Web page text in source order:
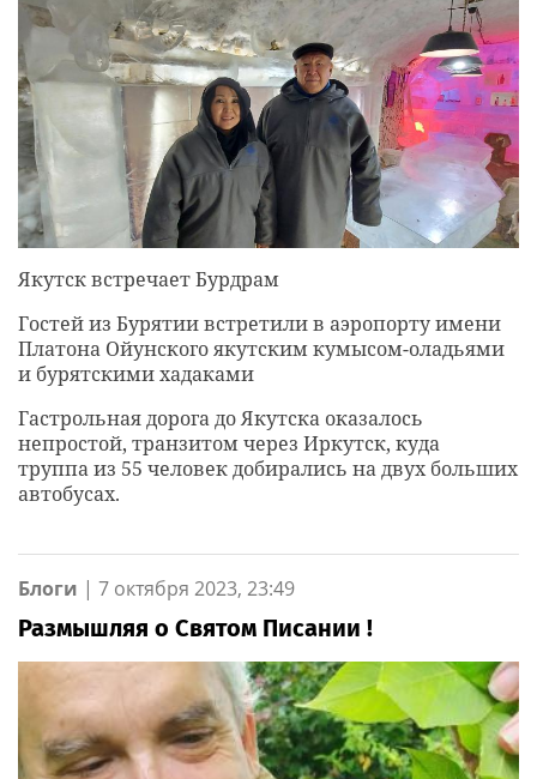
Якутск встречает Бурдрам
Гостей из Бурятии встретили в аэропорту имени
Платона Ойунского якутским кумысом-оладьями
и бурятскими хадаками
Гастрольная дорога до Якутска оказалось
непростой, транзитом через Иркутск, куда
труппа из 55 человек добирались на двух больших
автобусах.
Блоги | 7 октября 2023, 23:49
Размышляя о Святом Писании !